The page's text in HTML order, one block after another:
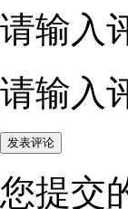
请输入
请输入
您提交